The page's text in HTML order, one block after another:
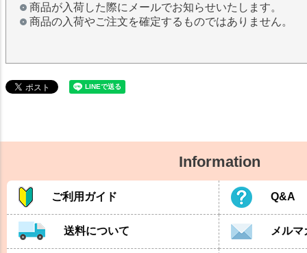
商品が入荷した際にメールでお知らせいたします。
商品の入荷やご注文を確定するものではありません。
Information
ご利用ガイド Q&A
送料について メル